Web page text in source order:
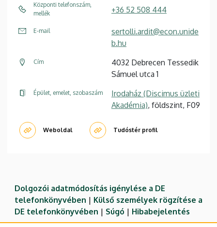
Központi telefonszám,
mellék
+36 52 508 444
E-mail
sertolli.ardit@econ.unide
b.hu
Cím
4032 Debrecen Tessedik
Sámuel utca 1
Épület, emelet, szobaszám
Irodaház (Discimus üzleti
Akadémia), földszint, F09
Weboldal Tudóstér profil
Dolgozói adatmódosítás igénylése a DE
telefonkönyvében | Külső személyek rögzítése a
DE telefonkönyvében | Súgó | Hibabejelentés